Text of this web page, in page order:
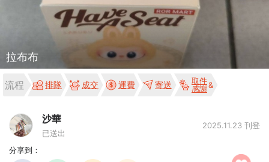
拉布布
流程 排隊 成交 運費 寄送
取件
感謝
沙華
已送出
2025.11.23 刊登
分享到：